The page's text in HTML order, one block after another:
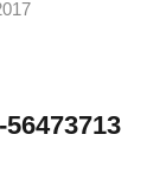
56473713